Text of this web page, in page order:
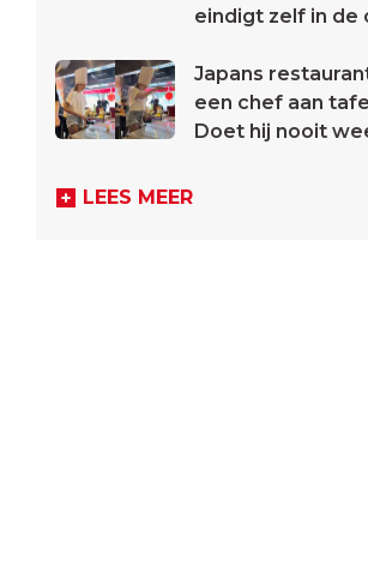
eindigt zelf in de
Japans
een chef aan
Doet hij nooit
LEES MEER